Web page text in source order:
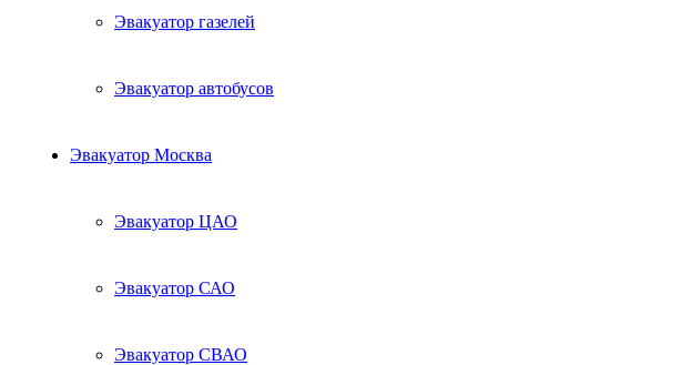
Эвакуатор газелей
Эвакуатор автобусов
Эвакуатор Москва
Эвакуатор ЦАО
Эвакуатор САО
Эвакуатор СВАО